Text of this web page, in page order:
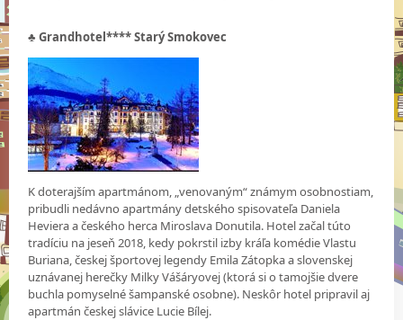
♣Grandhotel**** Starý Smokovec
K doterajším apartmánom, „venovaným“ známym osobnostiam,
pribudli nedávno apartmány detského spisovateľa Daniela
Heviera a českého herca Miroslava Donutila. Hotel začal túto
tradíciu na jeseň 2018, kedy pokrstil izby kráľa komédie Vlastu
Buriana, českej športovej legendy Emila Zátopka a slovenskej
uznávanej herečky Milky Vášáryovej (ktorá si o tamojšie dvere
buchla pomyselné šampanské osobne). Neskôr hotel pripravil aj
apartmán českej slávice Lucie Bílej.